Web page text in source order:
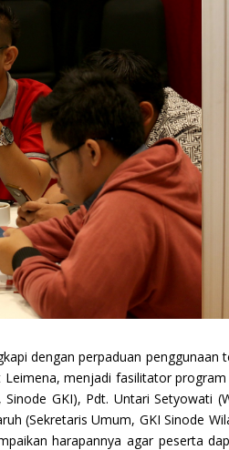
dengan perpaduan
menjadi fasilitator
GKI), Pdt. Untari Setyowati
(Sekretaris Umum, GKI Sinode
harapannya agar peserta